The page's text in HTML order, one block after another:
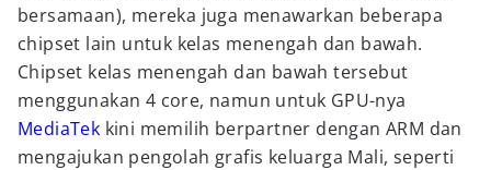
bersamaan), mereka juga menawarkan beberapa
chipset lain untuk kelas menengah dan bawah.
Chipset kelas menengah dan bawah tersebut
menggunakan 4 core, namun untuk GPU-nya
MediaTek kini memilih berpartner dengan ARM dan
mengajukan pengolah grafis keluarga Mali, seperti